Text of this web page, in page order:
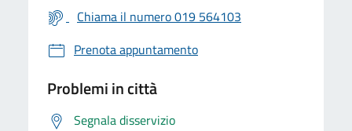
Chiama il numero 019 564103
Prenota appuntamento
Problemi in città
Segnala disservizio